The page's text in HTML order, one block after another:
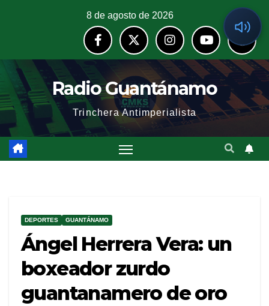
8 de agosto de 2026
Radio Guantánamo
Trinchera Antimperialista
DEPORTES GUANTÁNAMO
Ángel Herrera Vera: un
boxeador zurdo
guantanamero de oro